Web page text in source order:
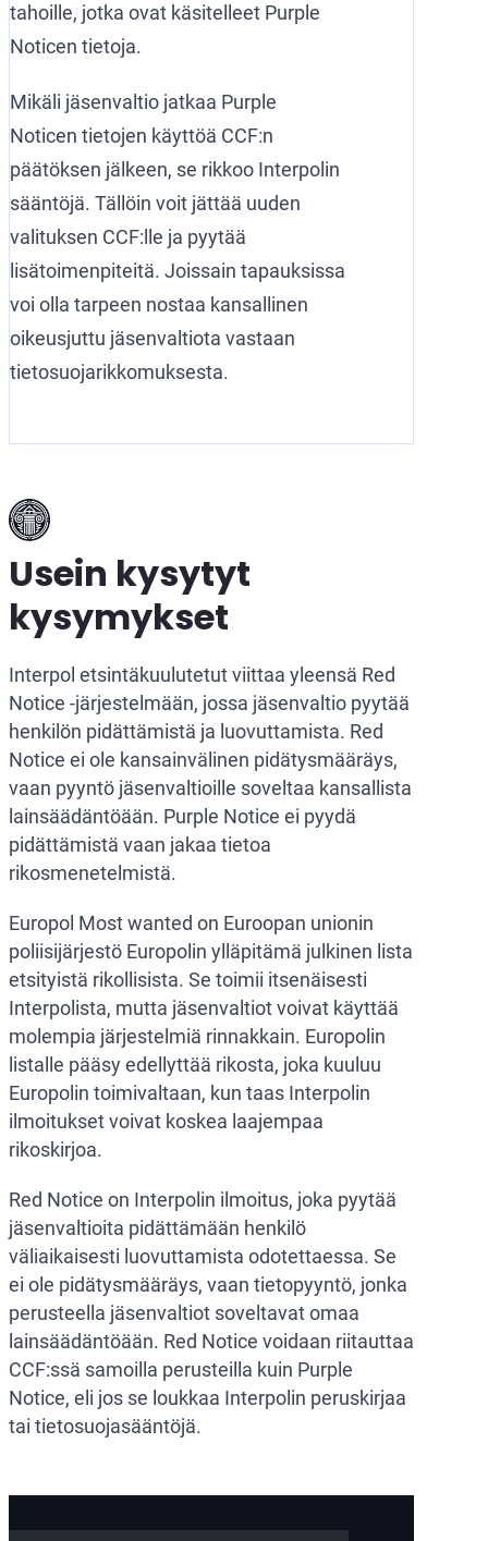
tahoille, jotka ovat käsitelleet Purple
Noticen tietoja.
Mikäli jäsenvaltio jatkaa Purple
Noticen tietojen käyttöä CCF:n
päätöksen jälkeen, se rikkoo Interpolin
sääntöjä. Tällöin voit jättää uuden
valituksen CCF:lle ja pyytää
lisätoimenpiteitä. Joissain tapauksissa
voi olla tarpeen nostaa kansallinen
oikeusjuttu jäsenvaltiota vastaan
tietosuojarikkomuksesta.
Usein kysytyt
kysymykset
Interpol etsintäkuulutetut viittaa yleensä Red
Notice -järjestelmään, jossa jäsenvaltio pyytää
henkilön pidättämistä ja luovuttamista. Red
Notice ei ole kansainvälinen pidätysmääräys,
vaan pyyntö jäsenvaltioille soveltaa kansallista
lainsäädäntöään. Purple Notice ei pyydä
pidättämistä vaan jakaa tietoa
rikosmenetelmistä.
Europol Most wanted on Euroopan unionin
poliisijärjestö Europolin ylläpitämä julkinen lista
etsityistä rikollisista. Se toimii itsenäisesti
Interpolista, mutta jäsenvaltiot voivat käyttää
molempia järjestelmiä rinnakkain. Europolin
listalle pääsy edellyttää rikosta, joka kuuluu
Europolin toimivaltaan, kun taas Interpolin
ilmoitukset voivat koskea laajempaa
rikoskirjoa.
Red Notice on Interpolin ilmoitus, joka pyytää
jäsenvaltioita pidättämään henkilö
väliaikaisesti luovuttamista odotettaessa. Se
ei ole pidätysmääräys, vaan tietopyyntö, jonka
perusteella jäsenvaltiot soveltavat omaa
lainsäädäntöään. Red Notice voidaan riitauttaa
CCF:ssä samoilla perusteilla kuin Purple
Notice, eli jos se loukkaa Interpolin peruskirjaa
tai tietosuojasääntöjä.